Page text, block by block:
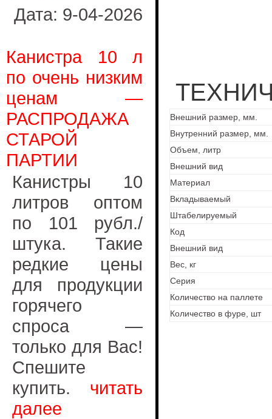
Дата: 9-04-2026
Канистра 10 л
по очень низким
ценам —
РАСПРОДАЖА
СТАРОЙ
ПАРТИИ
Канистры 10
литров оптом
по 101 рубл./
штука. Такие
редкие цены
для продукции
горячего
спроса —
только для Вас!
Спешите
купить. читать
далее
Внешний размер, мм.
Внутренний размер, мм.
Объем, литр
Внешний вид
Материал
Вкладываемый
Штабелируемый
Код
Внешний вид
Вес, кг
Серия
Количество на паллете
Количество в фуре, шт